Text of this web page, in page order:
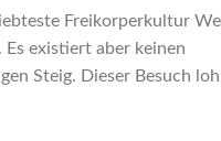
Freikorperkultur
existiert aber keinen
Steig. Dieser Besuch